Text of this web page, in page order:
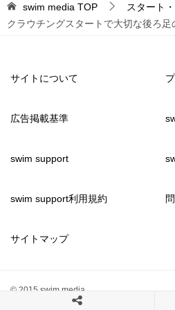
swim media TOP
スタート
クラウチングスタートで大切な後ろ足
サイトについて
広告掲載基準
swim support
swim support利用規約
サイトマップ
© 2015 swim media